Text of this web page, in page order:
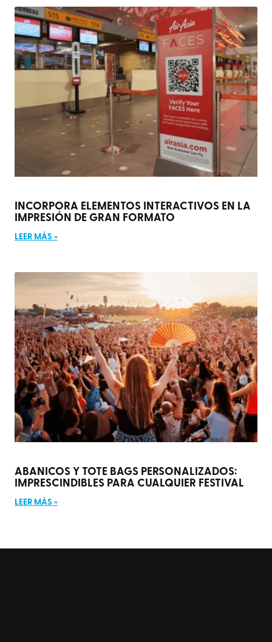
INCORPORA ELEMENTOS INTERACTIVOS EN LA
IMPRESIÓN DE GRAN FORMATO
LEER MÁS »
ABANICOS Y TOTE BAGS PERSONALIZADOS:
IMPRESCINDIBLES PARA CUALQUIER FESTIVAL
LEER MÁS »